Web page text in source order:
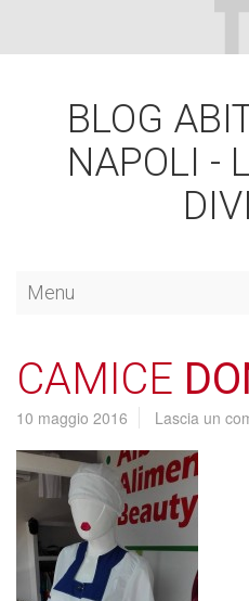
BLOG
NAPOLI -
Menu
CAMICE
10 maggio 2016 Lascia un